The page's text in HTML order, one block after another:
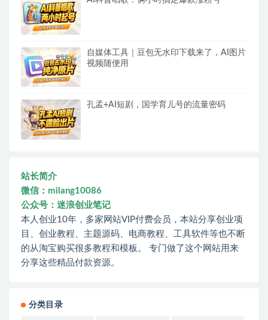
自媒体工具｜豆包无水印下载来了，AI图片
视频随便用
孔孟+AI短剧，国学育儿号的流量密码
站长简介
微信：milang10086
公众号：迷浪创业笔记
本人创业10年，多家网站VIP付费会员，本站分享创业项
目、创业教程、主题源码、电商教程、工具软件等也不断
的从淘宝购买很多教程和模板。 专门做了这个网站用来
分享这些精品付款资源。
分类目录